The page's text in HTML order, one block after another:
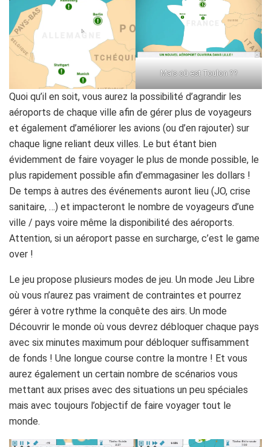
Mais où est Toulon ??
Quoi qu’il en soit, vous aurez la possibilité d’agrandir les
aéroports de chaque ville afin de gérer plus de voyageurs
et également d’améliorer les avions (ou d’en rajouter) sur
chaque ligne reliant deux villes. Le but étant bien
évidemment de faire voyager le plus de monde possible, le
plus rapidement possible afin d’emmagasiner les dollars !
De temps à autres des événements auront lieu (JO, crise
sanitaire, …) et impacteront le nombre de voyageurs d’une
ville / pays voire même la disponibilité des aéroports.
Attention, si un aéroport passe en surcharge, c’est le game
over !
Le jeu propose plusieurs modes de jeu. Un mode Jeu Libre
où vous n’aurez pas vraiment de contraintes et pourrez
gérer à votre rythme la conquête des airs. Un mode
Découvrir le monde où vous devrez débloquer chaque pays
avec six minutes maximum pour débloquer suffisamment
de fonds ! Une longue course contre la montre ! Et vous
aurez également un certain nombre de scénarios vous
mettant aux prises avec des situations un peu spéciales
mais avec toujours l’objectif de faire voyager tout le
monde.